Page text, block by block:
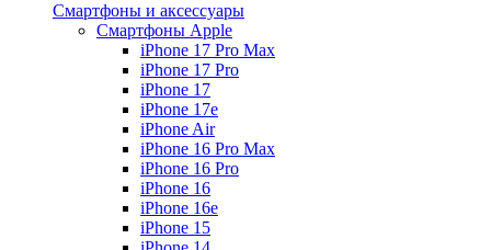
Смартфоны и аксессуары
Смартфоны Apple
iPhone 17 Pro Max
iPhone 17 Pro
iPhone 17
iPhone 17e
iPhone Air
iPhone 16 Pro Max
iPhone 16 Pro
iPhone 16
iPhone 16e
iPhone 15